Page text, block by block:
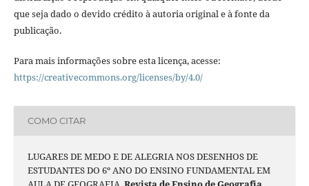
que seja dado o devido crédito à autoria original e à fonte da
publicação.
Para mais informações sobre esta licença, acesse:
https://creativecommons.org/licenses/by/4.0/
COMO CITAR
LUGARES DE MEDO E DE ALEGRIA NOS DESENHOS DE
ESTUDANTES DO 6º ANO DO ENSINO FUNDAMENTAL EM